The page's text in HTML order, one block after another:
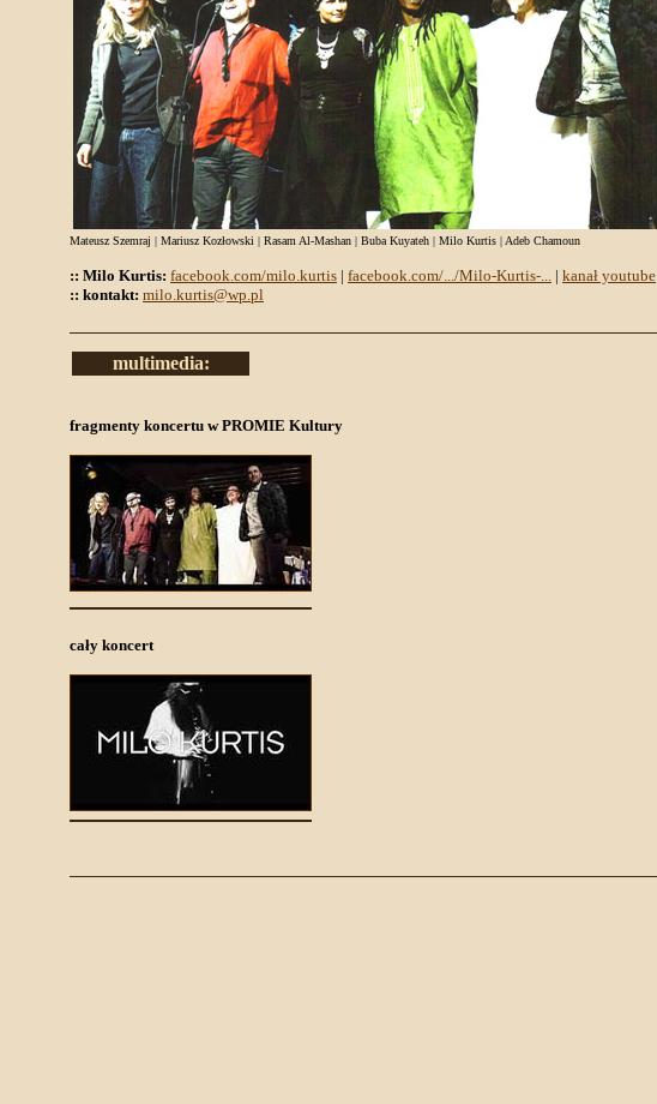
Mateusz Szemraj | Mariusz Kozłowski | Rasam Al-Mashan | Buba Kuyateh | Milo Kurtis | Adeb Chamoun
:: Milo Kurtis: facebook.com/milo.kurtis | facebook.com/.../Milo-Kurtis-... | kanał youtube
:: kontakt: milo.kurtis@wp.pl
multimedia:
fragmenty koncertu w PROMIE Kultury
cały koncert